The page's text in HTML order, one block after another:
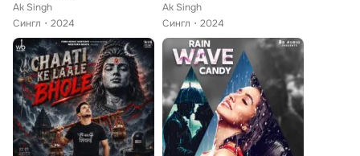
Ak Singh
Сингл
2024
Ak Singh
Сингл
2024